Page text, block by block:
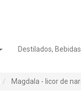
Destilados,
Magdala - licor de